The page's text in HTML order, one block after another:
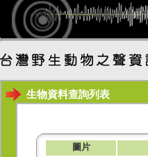
生物資料查詢列表
圖片